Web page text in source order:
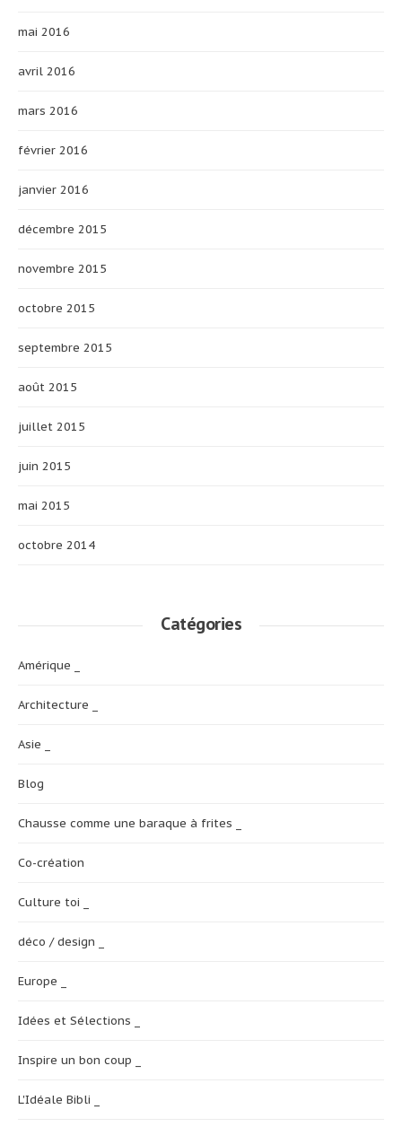
mai 2016
avril 2016
mars 2016
février 2016
janvier 2016
décembre 2015
novembre 2015
octobre 2015
septembre 2015
août 2015
juillet 2015
juin 2015
mai 2015
octobre 2014
Catégories
Amérique _
Architecture _
Asie _
Blog
Chausse comme une baraque à frites _
Co-création
Culture toi _
déco / design _
Europe _
Idées et Sélections _
Inspire un bon coup _
L'Idéale Bibli _